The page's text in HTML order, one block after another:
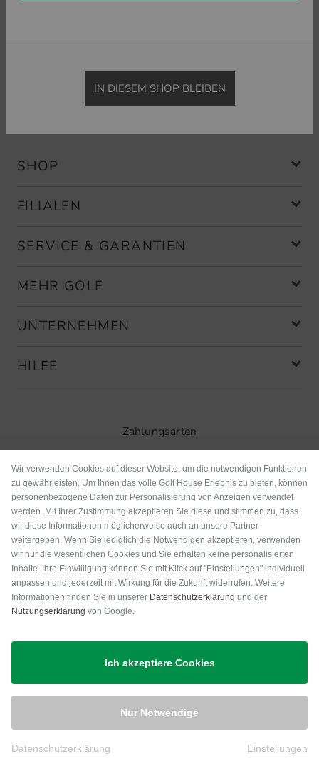
SHOP
FILIALEN
SERVICE & GARANTIEN
MEHR GOLF
UNTERNEHMEN
HILFE
Zahlungsarten
Versand
IN DIESEM SHOP BLEIBEN
Wir verwenden Cookies auf dieser Website, um die notwendigen Funktionen
zu gewährleisten. Um Ihnen das volle Golf House Erlebnis zu bieten, können
personenbezogene Daten zur Personalisierung von Anzeigen verwendet
werden. Mit Ihrer Zustimmung akzeptieren Sie diese und stimmen zu, dass
wir diese Informationen möglicherweise auch an unsere Partner
weitergeben. Wenn Sie lediglich die Notwendigen akzeptieren, verwenden
wir nur die wesentlichen Cookies und Sie erhalten keine personalisierten
Inhalte. Ihre Einwilligung können Sie mit Klick auf "Einstellungen" individuell
anpassen und jederzeit mit Wirkung für die Zukunft widerrufen. Weitere
Informationen finden Sie in unserer Datenschutzerklärung und der
Nutzungserklärung von Google.
Ich akzeptiere Cookies
Nur Notwendige
Datenschutzerklärung Einstellungen